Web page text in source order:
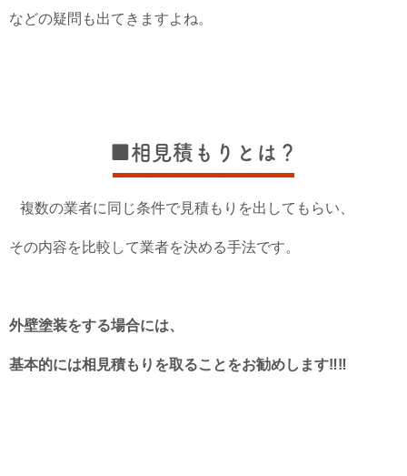
などの疑問も出てきますよね。
■相見積もりとは？
複数の業者に同じ条件で見積もりを出してもらい、
その内容を比較して業者を決める手法です。
外壁塗装をする場合には、
基本的には相見積もりを取ることをお勧めします‼‼